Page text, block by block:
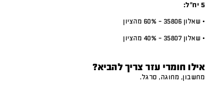
5 יח”ל:
• שאלון 35806 – 60% מהציון
• שאלון 35807 – 40% מהציון
אילו חומרי עזר צריך להביא?
מחשבון, מחוגה, סרגל.